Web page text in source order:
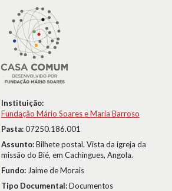
Instituição:
Fundação Mário Soares e Maria Barroso
Pasta:07250.186.001
Assunto:Bilhete postal. Vista da igreja da
missão do Bié, em Cachingues, Angola.
Fundo: Jaime de Morais
Tipo Documental:Documentos